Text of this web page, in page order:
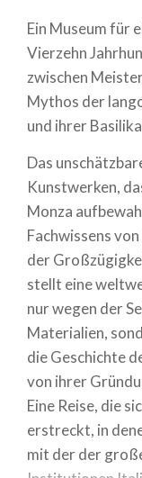
Ein Museum für
Vierzehn
zwischen
Mythos der
und ihrer
Das
Kunstwerken,
Monza
Fachwissens
der
stellt eine
nur wegen der
Materialien,
die Geschichte
von ihrer
Eine Reise, die
erstreckt, in
mit der der